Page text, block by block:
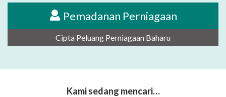
Pemadanan Perniagaan
Cipta Peluang Perniagaan Baharu
Kami sedang mencari…